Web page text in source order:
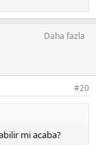
Daha fazla
#20
mi acaba?